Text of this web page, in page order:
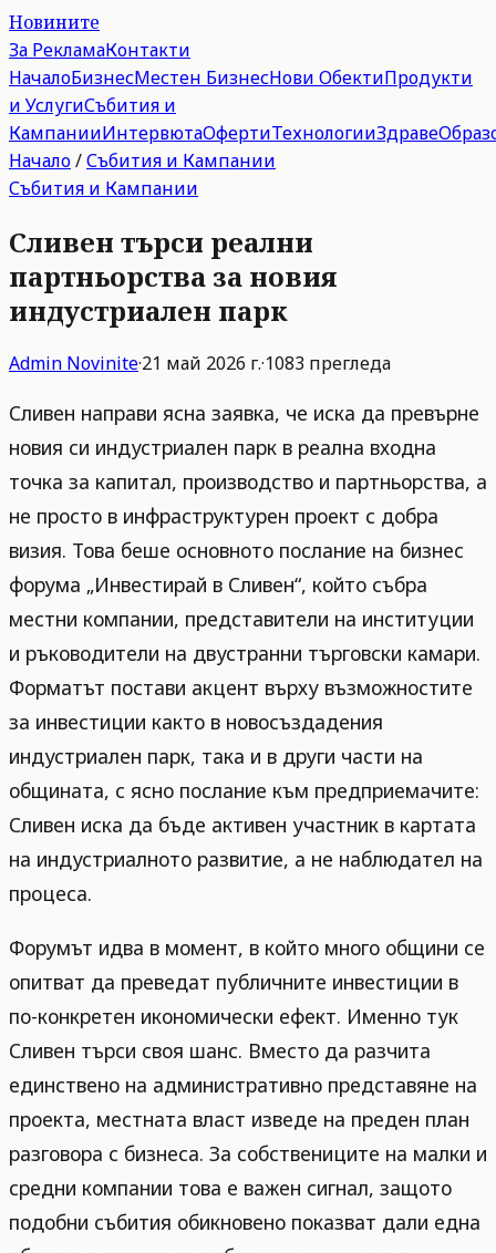
Новините
За РекламаКонтакти
НачалоБизнесМестен БизнесНови ОбектиПродукти
и УслугиСъбития и
КампанииИнтервютаОфертиТехнологииЗдраве
Начало/Събития и Кампании
Събития и Кампании
Сливен търси реални
партньорства за новия
индустриален парк
Admin Novinite·21 май 2026 г.·1083 прегледа
Сливен направи ясна заявка, че иска да превърне
новия си индустриален парк в реална входна
точка за капитал, производство и партньорства, а
не просто в инфраструктурен проект с добра
визия. Това беше основното послание на бизнес
форума „Инвестирай в Сливен“, който събра
местни компании, представители на институции
и ръководители на двустранни търговски камари.
Форматът постави акцент върху възможностите
за инвестиции както в новосъздадения
индустриален парк, така и в други части на
общината, с ясно послание към предприемачите:
Сливен иска да бъде активен участник в картата
на индустриалното развитие, а не наблюдател на
процеса.
Форумът идва в момент, в който много общини се
опитват да преведат публичните инвестиции в
по-конкретен икономически ефект. Именно тук
Сливен търси своя шанс. Вместо да разчита
единствено на административно представяне на
проекта, местната власт изведе на преден план
разговора с бизнеса. За собствениците на малки и
средни компании това е важен сигнал, защото
подобни събития обикновено показват дали една